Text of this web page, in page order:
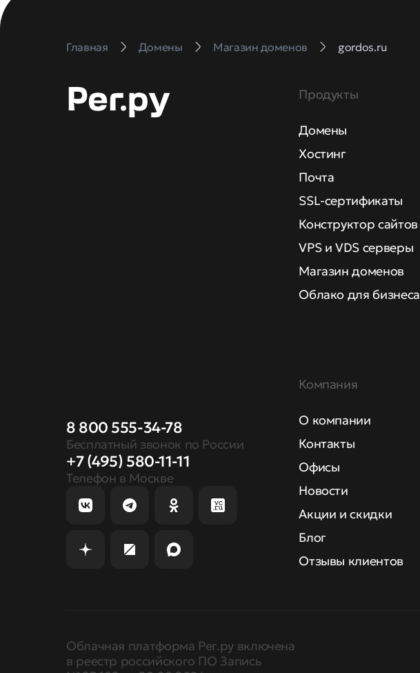
Главная Домены Магазин доменов gordos.ru
8 800 555-34-78
Бесплатный звонок по России
+7 (495) 580-11-11
Телефон в Москве
Продукты
Домены
Хостинг
Почта
SSL-сертификаты
Конструктор сайтов
VPS и VDS серверы
Магазин доменов
Облако для бизнеса
Компания
О компании
Контакты
Офисы
Новости
Акции и скидки
Блог
Отзывы клиентов
Облачная платформа Рег.ру включена
в реестр российского ПО Запись